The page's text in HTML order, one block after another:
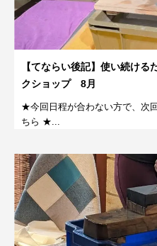
【てならい後記】使い続け
クショップ 8月
★今回日程が合わない方で、次
ちら ★...